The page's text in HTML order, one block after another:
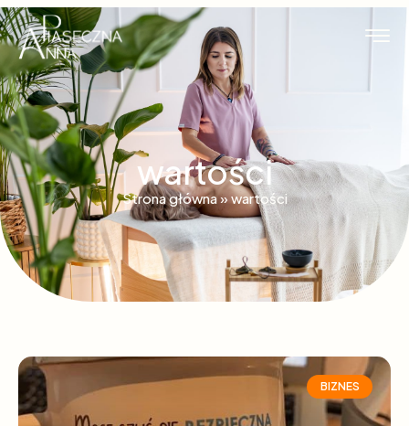
wartości
Strona główna»wartości
BIZNES